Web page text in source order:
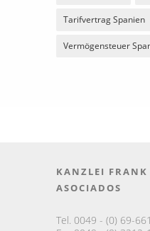
Tarifvertrag Spanien
Vermögensteuer
KANZLEI
ASOCIADOS
Tel. 0049 - (0) 69-